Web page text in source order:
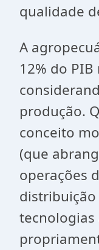
qualidade
A
12% do
produção.
conceito
(que
operações
distribuição
tecnologias